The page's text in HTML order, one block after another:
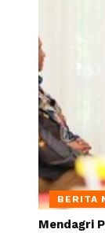
BERITA
Mendagri